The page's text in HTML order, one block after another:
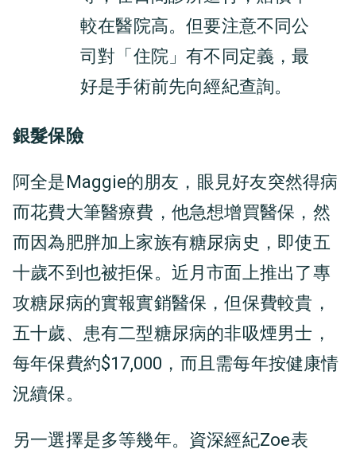
較在醫院高。但要注意不同公
司對「住院」有不同定義，最
好是手術前先向經紀查詢。
銀髮保險
阿全是Maggie的朋友，眼見好友突然得病
而花費大筆醫療費，他急想增買醫保，然
而因為肥胖加上家族有糖尿病史，即使五
十歲不到也被拒保。近月市面上推出了專
攻糖尿病的實報實銷醫保，但保費較貴，
五十歲、患有二型糖尿病的非吸煙男士，
每年保費約$17,000，而且需每年按健康情
況續保。
另一選擇是多等幾年。資深經紀Zoe表